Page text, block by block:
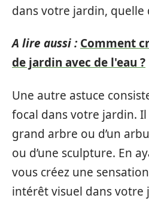
dans votre jardin, quelle
A lire aussi : Comment
de jardin avec de l'eau ?
Une autre astuce
focal dans votre jardin. Il
grand arbre ou d’un
ou d’une sculpture. En
vous créez une
intérêt visuel dans votre